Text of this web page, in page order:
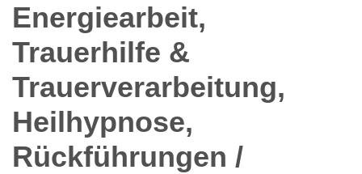
Energiearbeit,
Trauerhilfe &
Trauerverarbeitung,
Heilhypnose,
Rückführungen /